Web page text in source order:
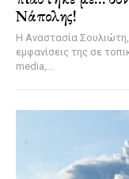
Νάπολης!
Η Αναστασία
εμφανίσεις της σε
media,...